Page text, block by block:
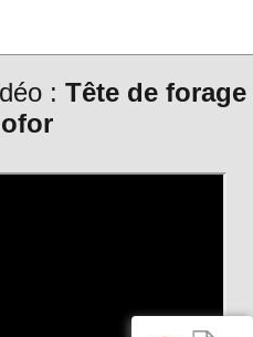
: Tête de forage